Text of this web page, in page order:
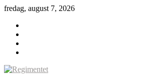
fredag, august 7, 2026